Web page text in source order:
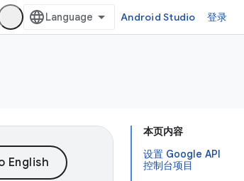
Android Studio 登录
本页内容
设置 Google API
控制台项目